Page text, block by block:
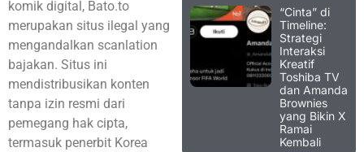
komik digital, Bato.to
merupakan situs ilegal yang
mengandalkan scanlation
bajakan. Situs ini
mendistribusikan konten
tanpa izin resmi dari
pemegang hak cipta,
termasuk penerbit Korea
“Cinta” di
Timeline:
Strategi
Interaksi
Kreatif
Toshiba TV
dan Amanda
Brownies
yang Bikin X
Ramai
Kembali